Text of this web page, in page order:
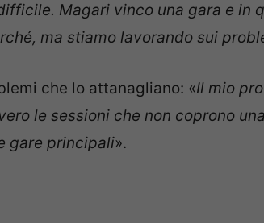
Magari vinco una gara e in
ma stiamo lavorando sui
che lo attanagliano: «Il mio
le sessioni che non coprono
gare principali».